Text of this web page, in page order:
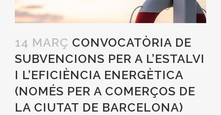
14 MARÇ CONVOCATÒRIA DE
SUBVENCIONS PER A L’ESTALVI
I L’EFICIÈNCIA ENERGÈTICA
(NOMÉS PER A COMERÇOS DE
LA CIUTAT DE BARCELONA)